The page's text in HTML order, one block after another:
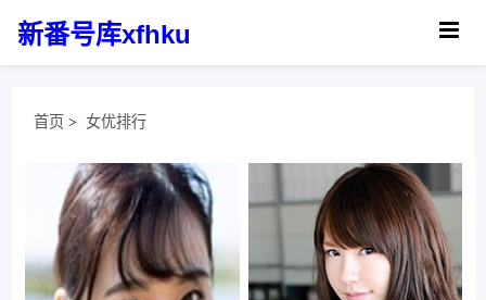
新番号库xfhku
首页 >女优排行